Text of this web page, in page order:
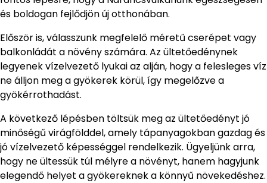
és boldogan fejlődjön új otthonában.
Először is, válasszunk megfelelő méretű cserépet vagy
balkonládát a növény számára. Az ültetőedénynek
legyenek vízelvezető lyukai az alján, hogy a felesleges víz
ne álljon meg a gyökerek körül, így megelőzve a
gyökérrothadást.
A következő lépésben töltsük meg az ültetőedényt jó
minőségű virágfölddel, amely tápanyagokban gazdag és
jó vízelvezető képességgel rendelkezik. Ügyeljünk arra,
hogy ne ültessük túl mélyre a növényt, hanem hagyjunk
elegendő helyet a gyökereknek a könnyű növekedéshez.